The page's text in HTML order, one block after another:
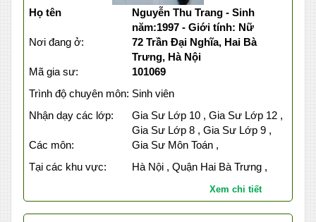
Họ tên
Nguyễn Thu Trang - Sinh
năm:1997 - Giới tính: Nữ
Nơi đang ở:
72 Trần Đại Nghĩa, Hai Bà
Trưng, Hà Nội
Mã gia sư:
101069
Trình độ chuyên môn: Sinh viên
Nhận dạy các lớp:
Gia Sư Lớp 10 , Gia Sư Lớp 12 ,
Gia Sư Lớp 8 , Gia Sư Lớp 9 ,
Các môn:
Gia Sư Môn Toán ,
Tại các khu vực:
Hà Nội , Quận Hai Bà Trưng ,
Xem chi tiết